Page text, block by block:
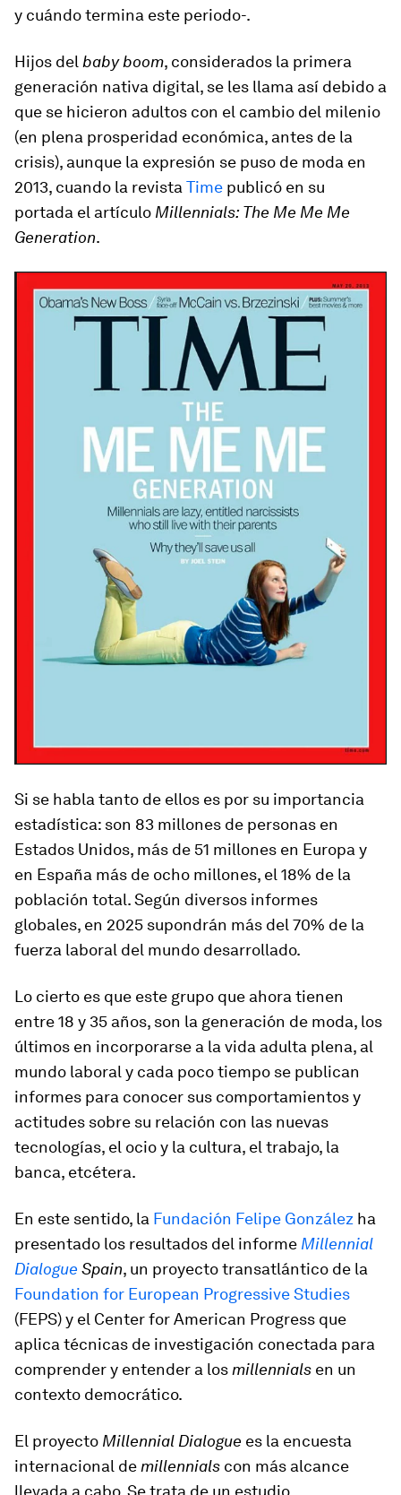
y cuándo termina este periodo-.
Hijos del baby boom, considerados la primera
generación nativa digital, se les llama así debido a
que se hicieron adultos con el cambio del milenio
(en plena prosperidad económica, antes de la
crisis), aunque la expresión se puso de moda en
2013, cuando la revista Time publicó en su
portada el artículo Millennials: The Me Me Me
Generation.
Si se habla tanto de ellos es por su importancia
estadística: son 83 millones de personas en
Estados Unidos, más de 51 millones en Europa y
en España más de ocho millones, el 18% de la
población total. Según diversos informes
globales, en 2025 supondrán más del 70% de la
fuerza laboral del mundo desarrollado.
Lo cierto es que este grupo que ahora tienen
entre 18 y 35 años, son la generación de moda, los
últimos en incorporarse a la vida adulta plena, al
mundo laboral y cada poco tiempo se publican
informes para conocer sus comportamientos y
actitudes sobre su relación con las nuevas
tecnologías, el ocio y la cultura, el trabajo, la
banca, etcétera.
En este sentido, la Fundación Felipe González ha
presentado los resultados del informe Millennial
Dialogue Spain, un proyecto transatlántico de la
Foundation for European Progressive Studies
(FEPS) y el Center for American Progress que
aplica técnicas de investigación conectada para
comprender y entender a los millennials en un
contexto democrático.
El proyecto Millennial Dialogue es la encuesta
internacional de millennials con más alcance
llevada a cabo. Se trata de un estudio